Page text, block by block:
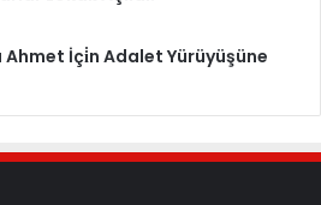
İçi̇n Adalet Yürüyüşüne